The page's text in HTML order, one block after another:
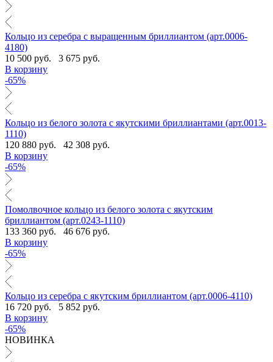
Кольцо из серебра с выращенным бриллиантом (арт.0006-
4180)
10 500 руб.
3 675 руб.
В корзину
-65%
Кольцо из белого золота с якутскими бриллиантами (арт.0013-
1110)
120 880 руб.
42 308 руб.
В корзину
-65%
Помолвочное кольцо из белого золота с якутским
бриллиантом (арт.0243-1110)
133 360 руб.
46 676 руб.
В корзину
-65%
Кольцо из серебра с якутским бриллиантом (арт.0006-4110)
16 720 руб.
5 852 руб.
В корзину
-65%
НОВИНКА